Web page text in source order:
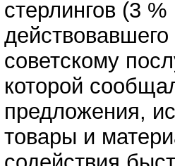
стерлингов (3
советскому
которой
предложения,
товары и